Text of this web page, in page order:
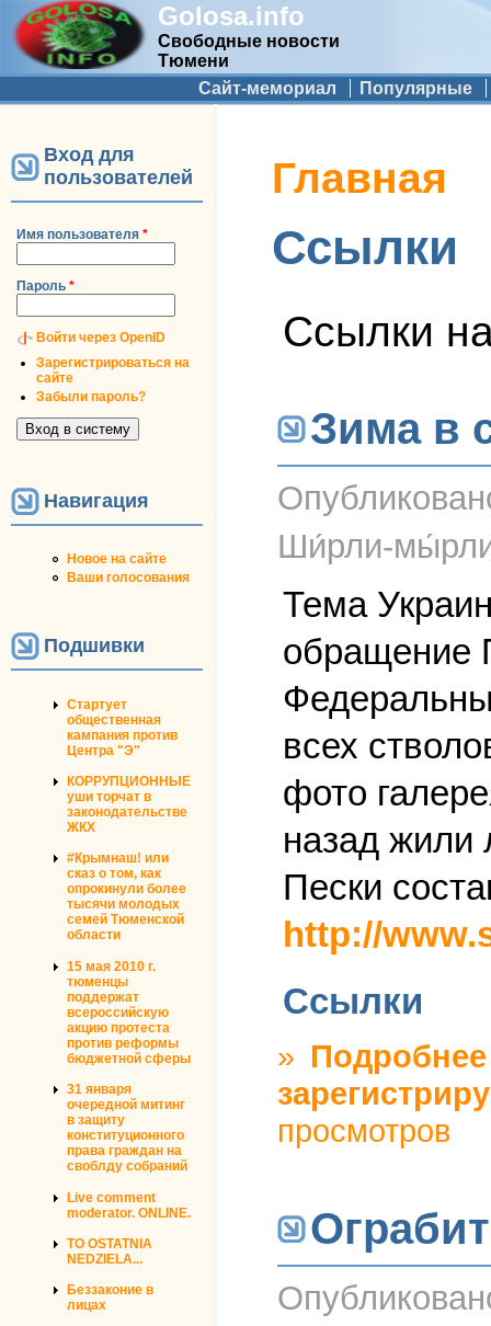
Golosa.info
Свободные новости
Тюмени
Дополнительное меню
Сайт-мемориал Популярные
Вход для
пользователей
Имя пользователя *
Пароль *
Войти через OpenID
Зарегистрироваться на
сайте
Забыли пароль?
Навигация
Новое на сайте
Ваши голосования
Подшивки
Стартует
общественная
кампания против
Центра "Э"
КОРРУПЦИОННЫЕ
уши торчат в
законодательстве
ЖКХ
#Крымнаш! или
сказ о том, как
опрокинули более
тысячи молодых
семей Тюменской
области
15 мая 2010 г.
тюменцы
поддержат
всероссийскую
акцию протеста
против реформы
бюджетной сферы
31 января
очередной митинг
в защиту
конституционного
права граждан на
своблду собраний
Live comment
moderator. ONLINE.
TO OSTATNIA
NEDZIELA...
Беззаконие в
лицах
Вы здесь
Главная
Ссылки
Ссылки
Зима в
Ши́рли-
Тема
обращение
всех
фото
назад жили
Пески
http://
Ссылки
» Подробнее
просмотров